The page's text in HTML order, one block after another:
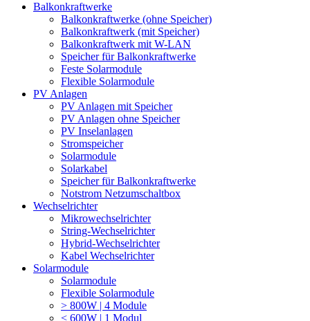
Balkonkraftwerke
Balkonkraftwerke (ohne Speicher)
Balkonkraftwerk (mit Speicher)
Balkonkraftwerk mit W-LAN
Speicher für Balkonkraftwerke
Feste Solarmodule
Flexible Solarmodule
PV Anlagen
PV Anlagen mit Speicher
PV Anlagen ohne Speicher
PV Inselanlagen
Stromspeicher
Solarmodule
Solarkabel
Speicher für Balkonkraftwerke
Notstrom Netzumschaltbox
Wechselrichter
Mikrowechselrichter
String-Wechselrichter
Hybrid-Wechselrichter
Kabel Wechselrichter
Solarmodule
Solarmodule
Flexible Solarmodule
> 800W | 4 Module
< 600W | 1 Modul